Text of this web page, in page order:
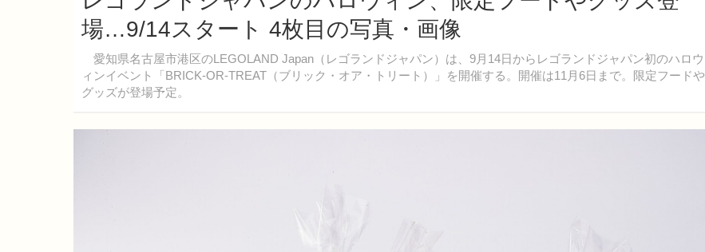
場…9/14スタート 4枚目の写真・画像
愛知県名古屋市港区のLEGOLAND Japan（レゴランドジャパン）は、9月14日からレゴランドジャパン初のハロウ
ィンイベント「BRICK-OR-TREAT（ブリック・オア・トリート）」を開催する。開催は11月6日まで。限定フードや
グッズが登場予定。